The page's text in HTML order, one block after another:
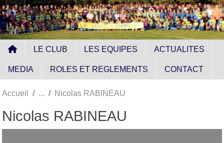
LE CLUB LES EQUIPES ACTUALITES
MEDIA ROLES ET REGLEMENTS CONTACT
Accueil Nicolas RABINEAU
Nicolas RABINEAU
Panneau de gestion des cookies